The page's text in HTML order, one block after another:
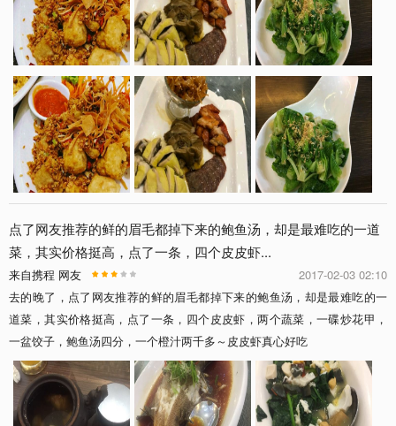
点了网友推荐的鲜的眉毛都掉下来的鲍鱼汤，却是最难吃的一道
菜，其实价格挺高，点了一条，四个皮皮虾...
2017-02-03 02:10
来自携程 网友
去的晚了，点了网友推荐的鲜的眉毛都掉下来的鲍鱼汤，却是最难吃的一
道菜，其实价格挺高，点了一条，四个皮皮虾，两个蔬菜，一碟炒花甲，
一盆饺子，鲍鱼汤四分，一个橙汁两千多～皮皮虾真心好吃